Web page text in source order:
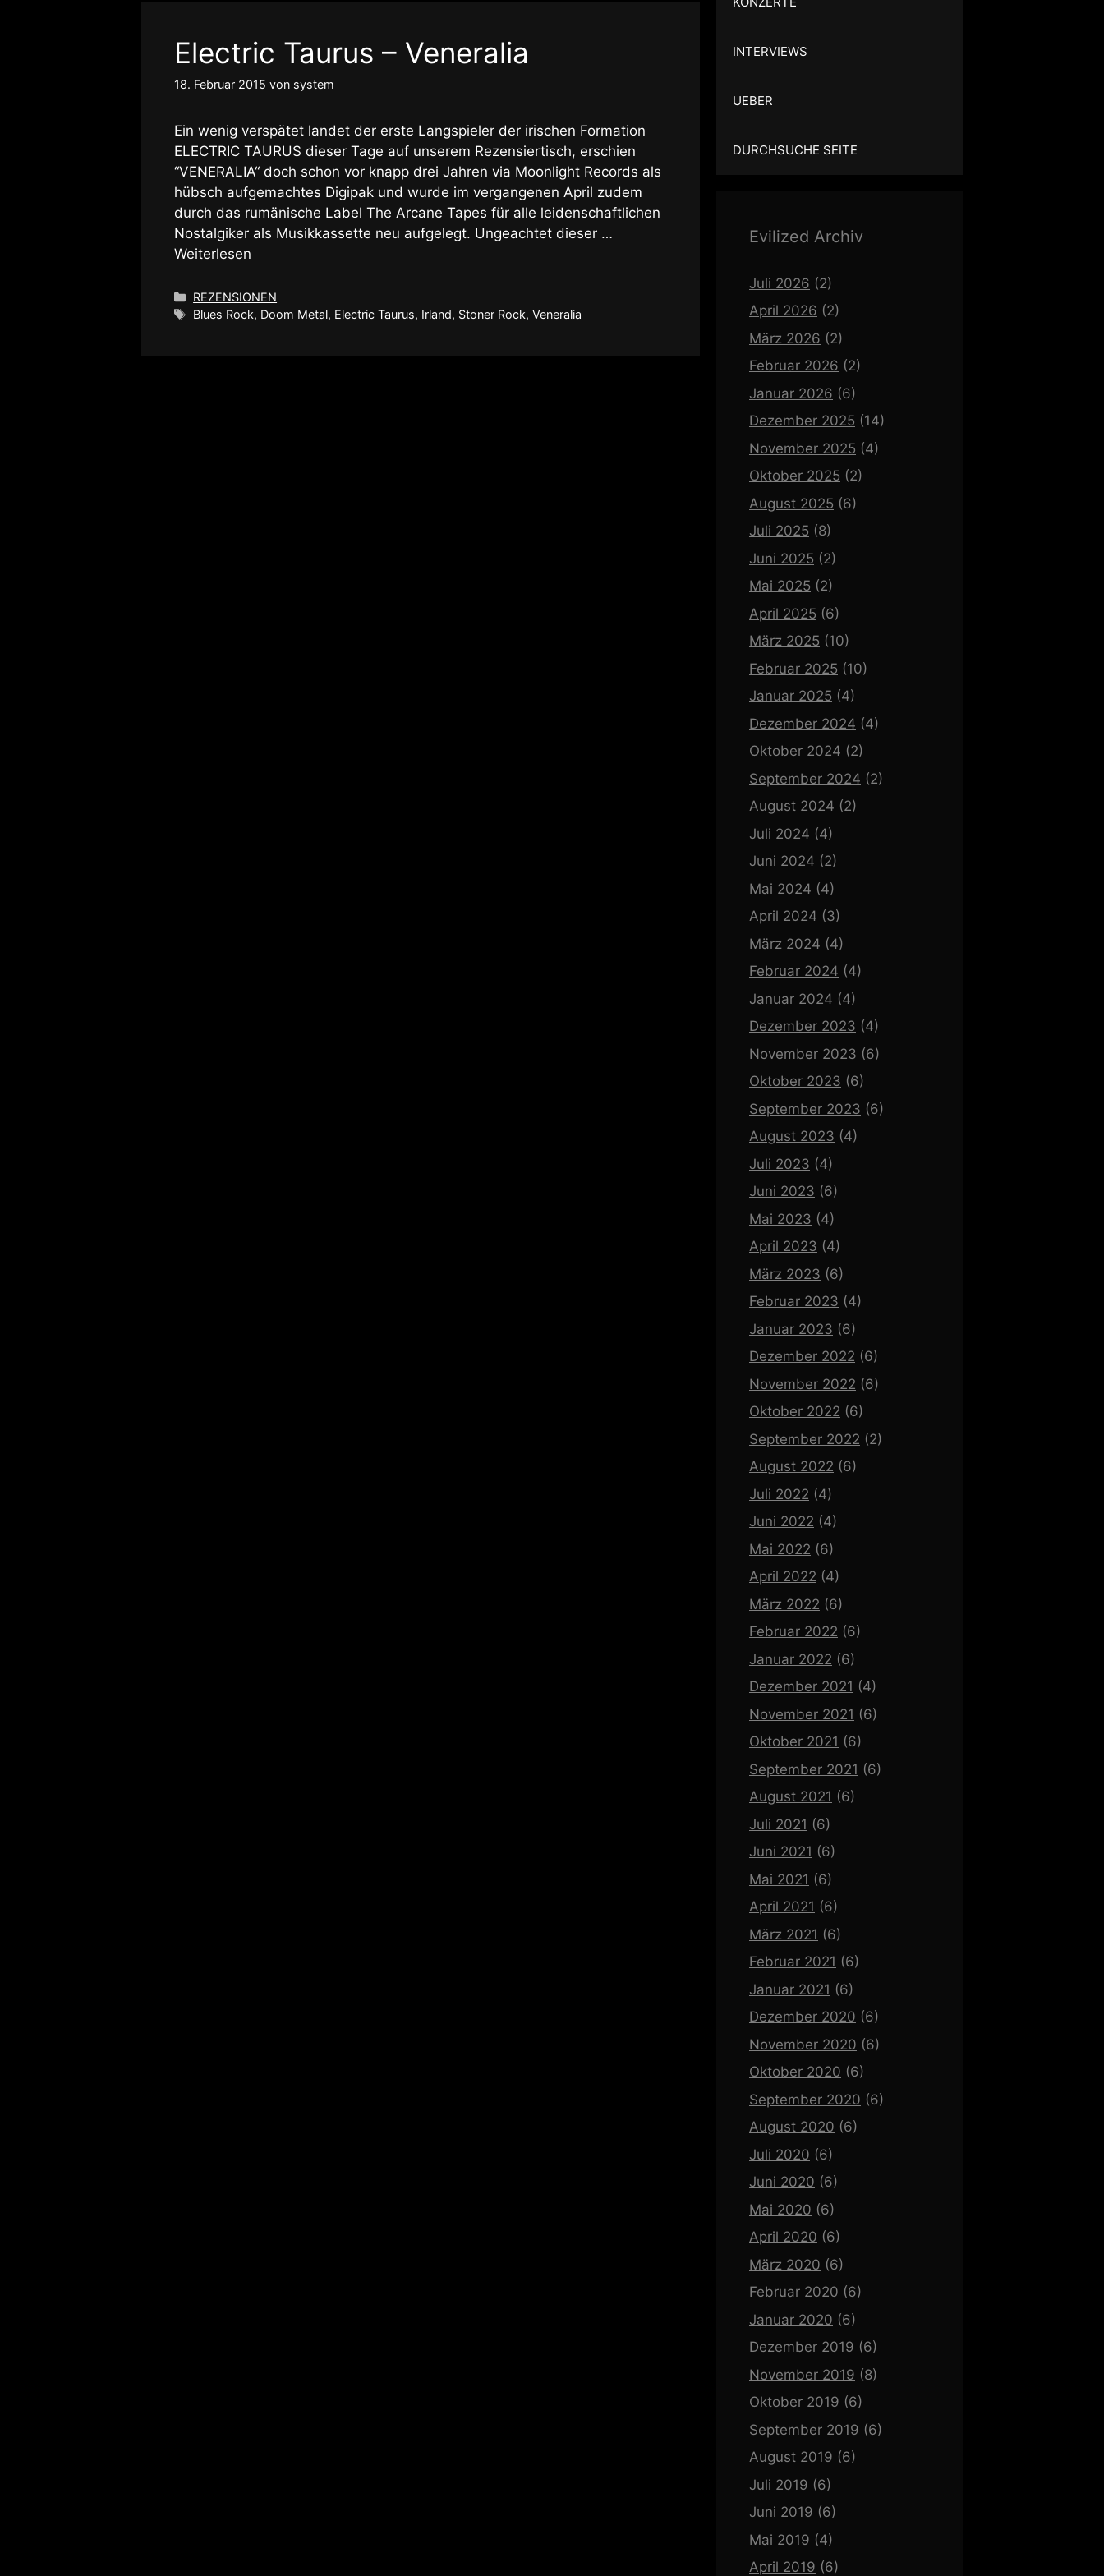
Electric Taurus – Veneralia
18. Februar 2015 von system
Ein wenig verspätet landet der erste Langspieler der irischen Formation
ELECTRIC TAURUS dieser Tage auf unserem Rezensiertisch, erschien
“VENERALIA“ doch schon vor knapp drei Jahren via Moonlight Records als
hübsch aufgemachtes Digipak und wurde im vergangenen April zudem
durch das rumänische Label The Arcane Tapes für alle leidenschaftlichen
Nostalgiker als Musikkassette neu aufgelegt. Ungeachtet dieser …
Weiterlesen
Kategorien
REZENSIONEN
Schlagwörter
Blues Rock, Doom Metal, Electric Taurus, Irland, Stoner Rock,Veneralia
INTERVIEWS
UEBER
DURCHSUCHE SEITE
Evilized Archiv
Juli 2026 (2)
April 2026 (2)
März 2026 (2)
Februar 2026 (2)
Januar 2026 (6)
Dezember 2025 (14)
November 2025 (4)
Oktober 2025 (2)
August 2025 (6)
Juli 2025 (8)
Juni 2025 (2)
Mai 2025 (2)
April 2025 (6)
März 2025 (10)
Februar 2025 (10)
Januar 2025 (4)
Dezember 2024 (4)
Oktober 2024 (2)
September 2024 (2)
August 2024 (2)
Juli 2024 (4)
Juni 2024 (2)
Mai 2024 (4)
April 2024 (3)
März 2024 (4)
Februar 2024 (4)
Januar 2024 (4)
Dezember 2023 (4)
November 2023 (6)
Oktober 2023 (6)
September 2023 (6)
August 2023 (4)
Juli 2023 (4)
Juni 2023 (6)
Mai 2023 (4)
April 2023 (4)
März 2023 (6)
Februar 2023 (4)
Januar 2023 (6)
Dezember 2022 (6)
November 2022 (6)
Oktober 2022 (6)
September 2022 (2)
August 2022 (6)
Juli 2022 (4)
Juni 2022 (4)
Mai 2022 (6)
April 2022 (4)
März 2022 (6)
Februar 2022 (6)
Januar 2022 (6)
Dezember 2021 (4)
November 2021 (6)
Oktober 2021 (6)
September 2021 (6)
August 2021 (6)
Juli 2021 (6)
Juni 2021 (6)
Mai 2021 (6)
April 2021 (6)
März 2021 (6)
Februar 2021 (6)
Januar 2021 (6)
Dezember 2020 (6)
November 2020 (6)
Oktober 2020 (6)
September 2020 (6)
August 2020 (6)
Juli 2020 (6)
Juni 2020 (6)
Mai 2020 (6)
April 2020 (6)
März 2020 (6)
Februar 2020 (6)
Januar 2020 (6)
Dezember 2019 (6)
November 2019 (8)
Oktober 2019 (6)
September 2019 (6)
August 2019 (6)
Juli 2019 (6)
Juni 2019 (6)
Mai 2019 (4)
April 2019 (6)